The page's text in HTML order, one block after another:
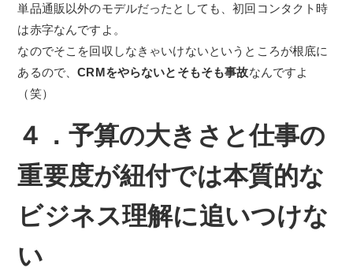
単品通販以外のモデルだったとしても、初回コンタクト時
は赤字なんですよ。
なのでそこを回収しなきゃいけないというところが根底に
あるので、CRMをやらないとそもそも事故なんですよ
（笑）
４．予算の大きさと仕事の
重要度が紐付では本質的な
ビジネス理解に追いつけな
い